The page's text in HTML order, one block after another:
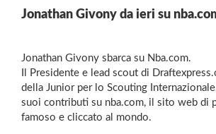
Jonathan Givony da ieri su
Jonathan Givony sbarca su Nba.com.
Il Presidente e lead scout di
della Junior per lo Scouting
suoi contributi su nba.com, il sito web di
famoso e cliccato al mondo.